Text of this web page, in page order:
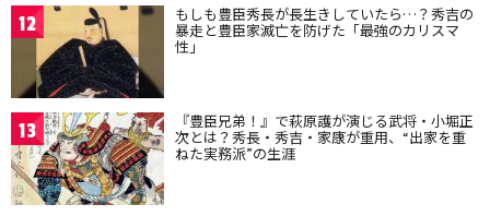
12 もしも豊臣秀長が長生きしていたら…？秀吉の
暴走と豊臣家滅亡を防げた「最強のカリスマ
性」
13 『豊臣兄弟！』で萩原護が演じる武将・小堀正
次とは？秀長・秀吉・家康が重用、“出家を重
ねた実務派”の生涯